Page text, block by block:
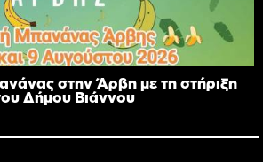
στην Άρβη με τη στήριξη
Δήμου Βιάννου